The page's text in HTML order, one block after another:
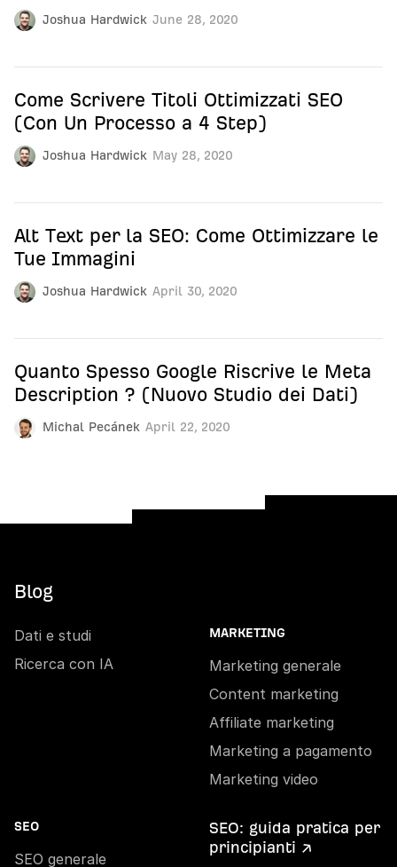
Joshua Hardwick June 28, 2020
Joshua Hardwick May 28, 2020
Come Scrivere Titoli Ottimizzati SEO
(Con Un Processo a 4 Step)
Joshua Hardwick April 30, 2020
Alt Text per la SEO: Come Ottimizzare le
Tue Immagini
Michal Pecánek April 22, 2020
Quanto Spesso Google Riscrive le Meta
Description ? (Nuovo Studio dei Dati)
Blog
Dati e studi
Ricerca con IA
MARKETING
Marketing generale
Content marketing
Affiliate marketing
Marketing a pagamento
Marketing video
SEO
SEO generale
SEO: guida pratica per
principianti ↗